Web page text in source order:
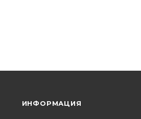
ИНФОРМАЦИЯ